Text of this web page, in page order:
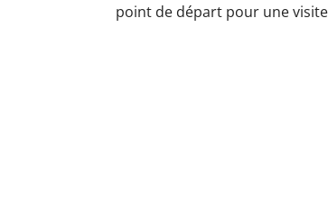
point de départ pour une